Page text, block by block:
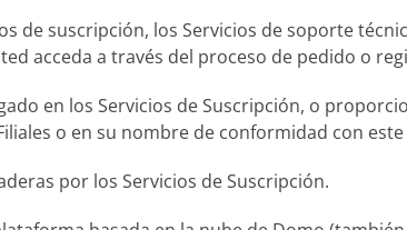
de suscripción, los Servicios de soporte
acceda a través del proceso de pedido o
en los Servicios de Suscripción, o
o en su nombre de conformidad con
por los Servicios de Suscripción.